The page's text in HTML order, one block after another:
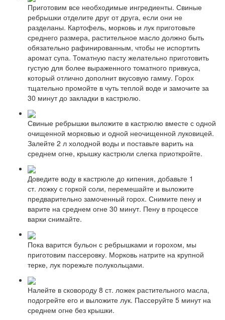
Приготовим все необходимые ингредиенты. Свиные
ребрышки отделите друг от друга, если они не
разделаны. Картофель, морковь и лук приготовьте
среднего размера, растительное масло должно быть
обязательно рафинированным, чтобы не испортить
аромат супа. Томатную пасту желательно приготовить
густую для более выраженного томатного привкуса,
который отлично дополнит вкусовую гамму. Горох
тщательно промойте в чуть теплой воде и замочите за
30 минут до закладки в кастрюлю.
Свиные ребрышки выложите в кастрюлю вместе с одной
очищенной морковью и одной неочищенной луковицей.
Залейте 2 л холодной воды и поставьте варить на
среднем огне, крышку кастрюли слегка приоткройте.
Доведите воду в кастрюле до кипения, добавьте 1
ст. ложку с горкой соли, перемешайте и выложите
предварительно замоченный горох. Снимите пену и
варите на среднем огне 30 минут. Пену в процессе
варки снимайте.
Пока варится бульон с ребрышками и горохом, мы
приготовим пассеровку. Морковь натрите на крупной
терке, лук порежьте полукольцами.
Налейте в сковороду 8 ст. ложек растительного масла,
подогрейте его и выложите лук. Пассеруйте 5 минут на
среднем огне без крышки.